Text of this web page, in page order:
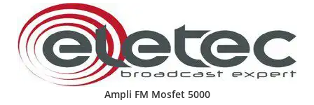
Ampli FM Mosfet 5000